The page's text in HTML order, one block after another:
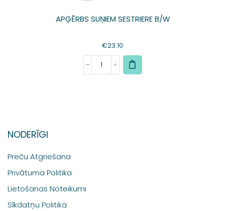
APĢĒRBS SUŅIEM SESTRIERE B/W
€23.10
NODERĪGI
Preču Atgriešana
Privātuma Politika
Lietošanas Noteikumi
Sīkdatņu Politika